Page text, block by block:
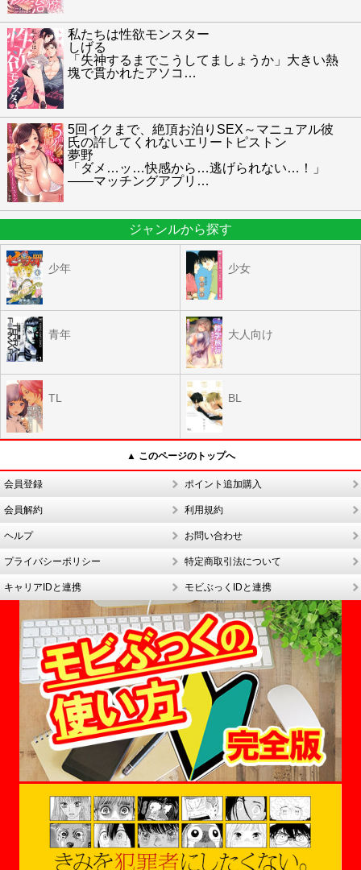
私たちは性欲モンスター
しげる
「失神するまでこうしてましょうか」大きい熱
塊で貫かれたアソコ …
5回イクまで、絶頂お泊りSEX～マニュアル彼
氏の許してくれないエリートピストン
夢野
「ダメ…ッ…快感から…逃げられない…！」
――マッチングアプリ …
ジャンルから探す
少年 少女
青年 大人向け
TL BL
▲ このページのトップへ
会員登録 ポイント追加購入
会員解約 利用規約
ヘルプ お問い合わせ
プライバシーポリシー 特定商取引法について
キャリアIDと連携 モビぶっくIDと連携